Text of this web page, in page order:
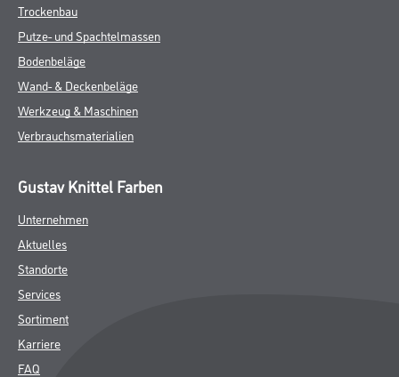
Trockenbau
Putze- und Spachtelmassen
Bodenbeläge
Wand- & Deckenbeläge
Werkzeug & Maschinen
Verbrauchsmaterialien
Gustav Knittel Farben
Unternehmen
Aktuelles
Standorte
Services
Sortiment
Karriere
FAQ